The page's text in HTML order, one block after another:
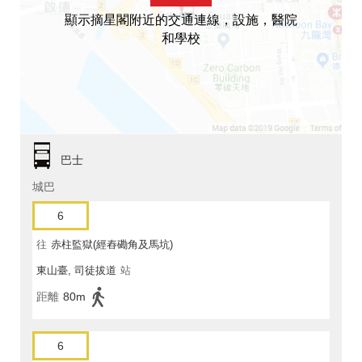
顯示摘星閣附近的交通連線，設施，醫院
和學校
巴士
城巴
6
往 赤柱監獄(經舂磡角及馬坑)
東山臺, 司徒拔道 站
距離 80m
6